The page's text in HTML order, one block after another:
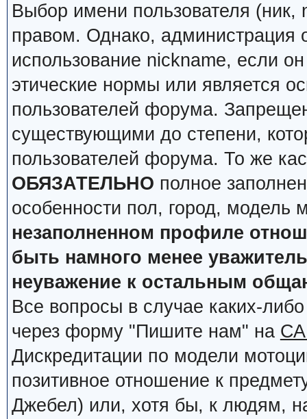
Выбор имени пользователя (ник,
правом. Однако, администрация
использование nickname, если
этические нормы или является
пользователей форума.
существующими до степени,
пользователей форума. То же
ОБЯЗАТЕЛЬНО полное
особенности пол, город, модель
незаполненном профиле
быть намного менее
неуважение к остальным
Все вопросы в случае каких-
через форму "Пишите нам" на
Дискредитации по модели
позитивное отношение к
Джебел) или, хотя бы, к людям,